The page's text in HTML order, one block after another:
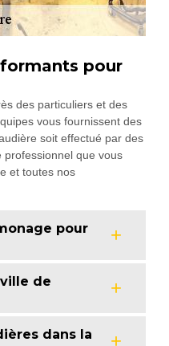
pour
des particuliers et des
vous fournissent des
soit effectué par des
professionnel que vous
et toutes nos
pour
de
dans la